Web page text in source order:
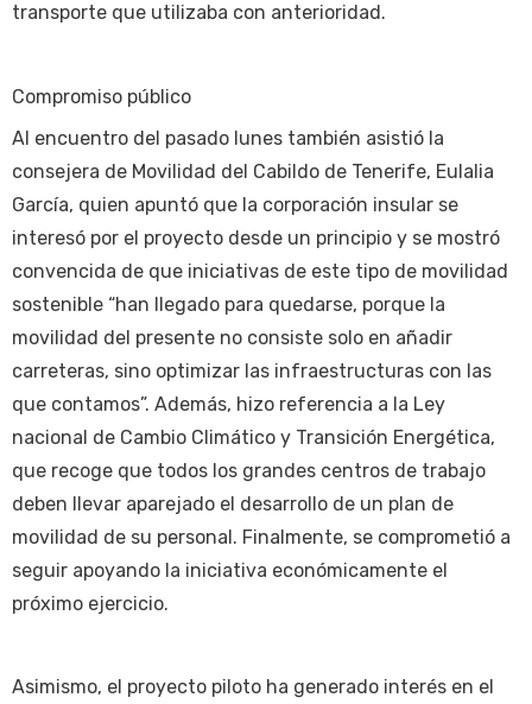
transporte que utilizaba con anterioridad.
Compromiso público
Al encuentro del pasado lunes también asistió la
consejera de Movilidad del Cabildo de Tenerife, Eulalia
García, quien apuntó que la corporación insular se
interesó por el proyecto desde un principio y se mostró
convencida de que iniciativas de este tipo de movilidad
sostenible “han llegado para quedarse, porque la
movilidad del presente no consiste solo en añadir
carreteras, sino optimizar las infraestructuras con las
que contamos”. Además, hizo referencia a la Ley
nacional de Cambio Climático y Transición Energética,
que recoge que todos los grandes centros de trabajo
deben llevar aparejado el desarrollo de un plan de
movilidad de su personal. Finalmente, se comprometió a
seguir apoyando la iniciativa económicamente el
próximo ejercicio.
Asimismo, el proyecto piloto ha generado interés en el